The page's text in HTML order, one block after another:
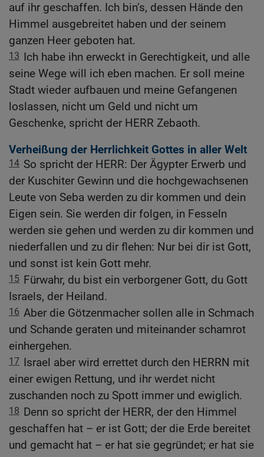
auf ihr geschaffen. Ich bin’s, dessen Hände den
Himmel ausgebreitet haben und der seinem
ganzen Heer geboten hat.
13 Ich habe ihn erweckt in Gerechtigkeit, und alle
seine Wege will ich eben machen. Er soll meine
Stadt wieder aufbauen und meine Gefangenen
loslassen, nicht um Geld und nicht um
Geschenke, spricht der HERR Zebaoth.
Verheißung der Herrlichkeit Gottes in aller Welt
14 So spricht der HERR: Der Ägypter Erwerb und
der Kuschiter Gewinn und die hochgewachsenen
Leute von Seba werden zu dir kommen und dein
Eigen sein. Sie werden dir folgen, in Fesseln
werden sie gehen und werden zu dir kommen und
niederfallen und zu dir flehen: Nur bei dir ist Gott,
und sonst ist kein Gott mehr.
15 Fürwahr, du bist ein verborgener Gott, du Gott
Israels, der Heiland.
16 Aber die Götzenmacher sollen alle in Schmach
und Schande geraten und miteinander schamrot
einhergehen.
17 Israel aber wird errettet durch den HERRN mit
einer ewigen Rettung, und ihr werdet nicht
zuschanden noch zu Spott immer und ewiglich.
18 Denn so spricht der HERR, der den Himmel
geschaffen hat – er ist Gott; der die Erde bereitet
und gemacht hat – er hat sie gegründet; er hat sie